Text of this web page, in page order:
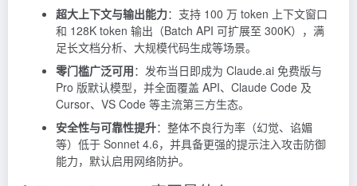
超大上下文与输出能力：支持 100 万 token 上下文窗口
和 128K token 输出（Batch API 可扩展至 300K），满
足长文档分析、大规模代码生成等场景。
零门槛广泛可用：发布当日即成为 Claude.ai 免费版与
Pro 版默认模型，并全面覆盖 API、Claude Code 及
Cursor、VS Code 等主流第三方生态。
安全性与可靠性提升：整体不良行为率（幻觉、谄媚
等）低于 Sonnet 4.6，并具备更强的提示注入攻击防御
能力，默认启用网络防护。